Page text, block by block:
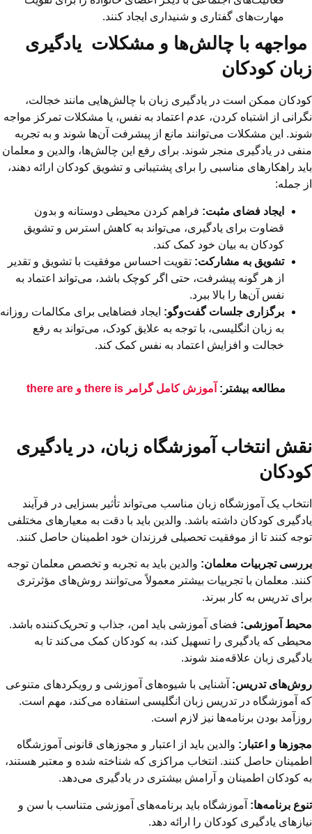
مهارت‌های گفتاری و شنیداری ایجاد کنند.
مواجهه با چالش‌ها و مشکلات یادگیری
زبان کودکان
کودکان ممکن است در یادگیری زبان با چالش‌هایی مانند خجالت،
نگرانی از اشتباه کردن، عدم اعتماد به نفس، یا مشکلات تمرکز مواجه
شوند. این مشکلات می‌توانند مانع از پیشرفت آن‌ها شوند و به تجربه
منفی در یادگیری منجر شوند. برای رفع این چالش‌ها، والدین و معلمان
باید راهکارهای مناسبی را برای پشتیبانی و تشویق کودکان ارائه دهند،
از جمله:
ایجاد فضای مثبت: فراهم کردن محیطی دوستانه و بدون
قضاوت برای یادگیری، می‌تواند به کاهش استرس و تشویق
کودکان به بیان خود کمک کند.
تشویق به مشارکت: تقویت احساس موفقیت با تشویق و تقدیر
از هر گونه پیشرفت، حتی اگر کوچک باشد، می‌تواند اعتماد به
نفس آن‌ها را بالا ببرد.
برگزاری جلسات گفت‌وگو: ایجاد فضاهایی برای مکالمات روزانه
به زبان انگلیسی، با توجه به علایق کودک، می‌تواند به رفع
خجالت و افزایش اعتماد به نفس کمک کند.
مطالعه بیشتر: آموزش کامل گرامر there is و there are
نقش انتخاب آموزشگاه زبان، در یادگیری
کودکان
انتخاب یک آموزشگاه زبان مناسب می‌تواند تأثیر بسزایی در فرآیند
یادگیری کودکان داشته باشد. والدین باید با دقت به معیارهای مختلفی
توجه کنند تا از موفقیت تحصیلی فرزندان خود اطمینان حاصل کنند.
بررسی تجربیات معلمان: والدین باید به تجربه و تخصص معلمان توجه
کنند. معلمان با تجربیات بیشتر معمولاً می‌توانند روش‌های مؤثرتری
برای تدریس به کار ببرند.
محیط آموزشی: فضای آموزشی باید امن، جذاب و تحریک‌کننده باشد.
محیطی که یادگیری را تسهیل کند، به کودکان کمک می‌کند تا به
یادگیری زبان علاقه‌مند شوند.
روش‌های تدریس: آشنایی با شیوه‌های آموزشی و رویکردهای متنوعی
که آموزشگاه در تدریس زبان انگلیسی استفاده می‌کند، مهم است.
روزآمد بودن برنامه‌ها نیز لازم است.
مجوزها و اعتبار: والدین باید از اعتبار و مجوزهای قانونی آموزشگاه
اطمینان حاصل کنند. انتخاب مراکزی که شناخته شده و معتبر هستند،
به کودکان اطمینان و آرامش بیشتری در یادگیری می‌دهد.
تنوع برنامه‌ها: آموزشگاه باید برنامه‌های آموزشی متناسب با سن و
نیازهای یادگیری کودکان را ارائه دهد.